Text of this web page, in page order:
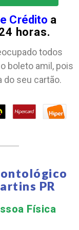
Crédito a
horas.
todos
boleto amil, pois
do seu cartão.
PR
Física​